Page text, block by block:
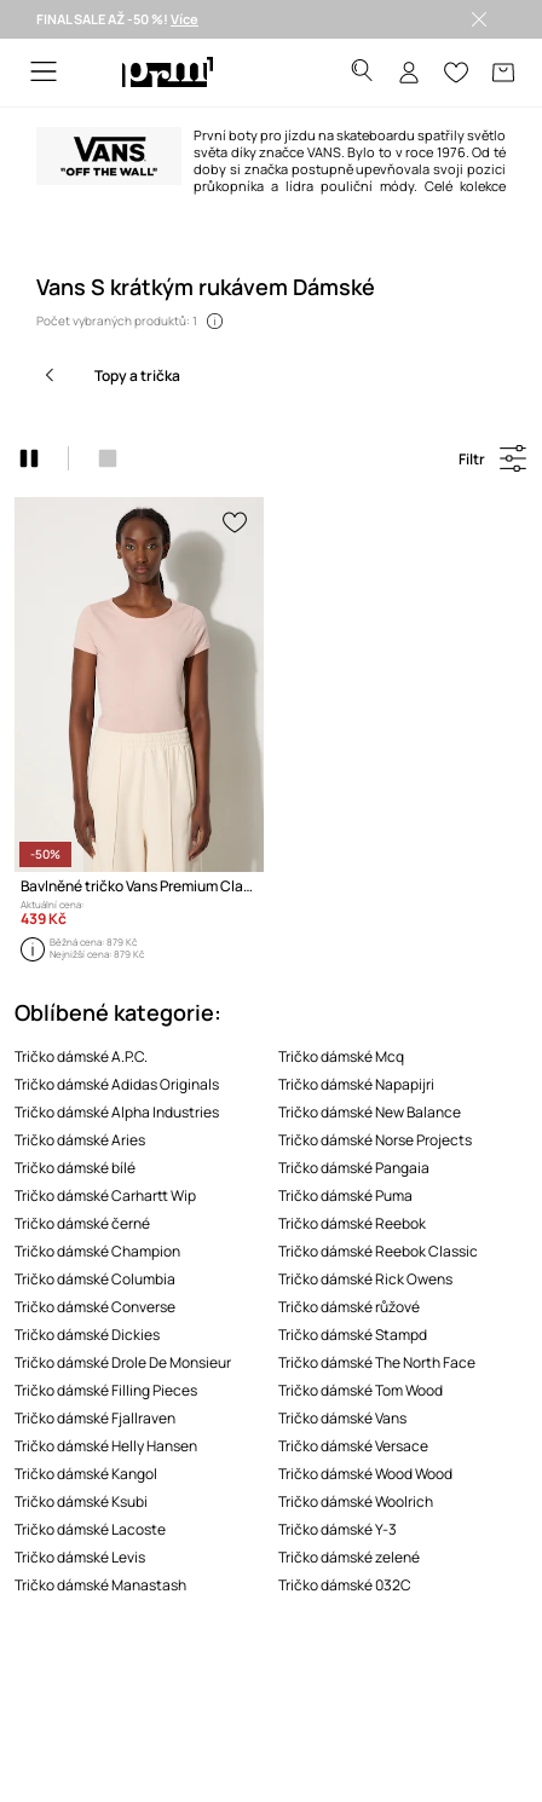
FINAL SALE AŽ -50 %! Více
První boty pro jízdu na skateboardu spatřily světlo
světa díky značce VANS. Bylo to v roce 1976. Od té
doby si značka postupně upevňovala svoji pozici
průkopníka a lídra pouliční módy. Celé kolekce
Vans S krátkým rukávem Dámské
Počet vybraných produktů: 1
topy a trička
Filtr
-50%
Bavlněné tričko Vans Premium Classics LX Baby Tee
Aktuální cena:
439 Kč
Běžná cena:879 Kč
Nejnižší cena:879 Kč
Oblíbené kategorie:
Tričko dámské A.P.C.
Tričko dámské Adidas Originals
Tričko dámské Alpha Industries
Tričko dámské Aries
Tričko dámské bílé
Tričko dámské Carhartt Wip
Tričko dámské černé
Tričko dámské Champion
Tričko dámské Columbia
Tričko dámské Converse
Tričko dámské Dickies
Tričko dámské Drole De Monsieur
Tričko dámské Filling Pieces
Tričko dámské Fjallraven
Tričko dámské Helly Hansen
Tričko dámské Kangol
Tričko dámské Ksubi
Tričko dámské Lacoste
Tričko dámské Levis
Tričko dámské Manastash
Tričko dámské Mcq
Tričko dámské Napapijri
Tričko dámské New Balance
Tričko dámské Norse Projects
Tričko dámské Pangaia
Tričko dámské Puma
Tričko dámské Reebok
Tričko dámské Reebok Classic
Tričko dámské Rick Owens
Tričko dámské růžové
Tričko dámské Stampd
Tričko dámské The North Face
Tričko dámské Tom Wood
Tričko dámské Vans
Tričko dámské Versace
Tričko dámské Wood Wood
Tričko dámské Woolrich
Tričko dámské Y-3
Tričko dámské zelené
Tričko dámské 032C